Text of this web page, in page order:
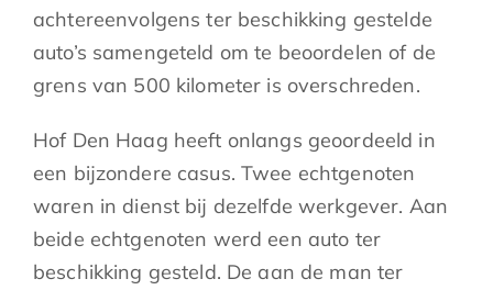
achtereenvolgens ter beschikking gestelde
auto’s samengeteld om te beoordelen of de
grens van 500 kilometer is overschreden.
Hof Den Haag heeft onlangs geoordeeld in
een bijzondere casus. Twee echtgenoten
waren in dienst bij dezelfde werkgever. Aan
beide echtgenoten werd een auto ter
beschikking gesteld. De aan de man ter